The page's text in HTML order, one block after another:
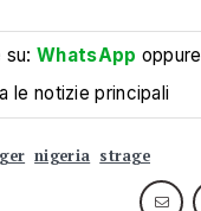
su:WhatsApp oppure
le notizie principali
nigeria strage